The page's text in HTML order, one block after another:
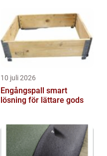
10 juli 2026
Engångspall smart
lösning för lättare gods